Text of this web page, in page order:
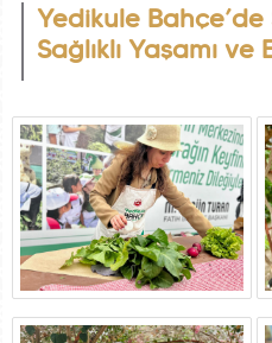
Yedikule
Sağlıklı Yaşamı